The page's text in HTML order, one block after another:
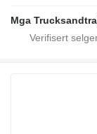
Mga